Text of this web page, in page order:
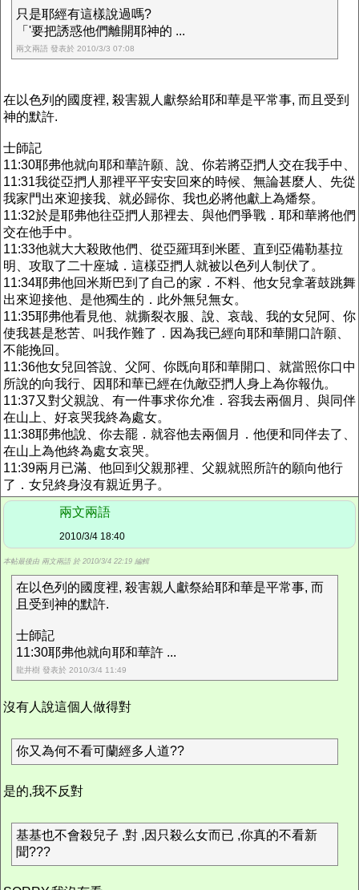
只是耶經有這樣說過嗎?
「'要把誘惑他們離開耶神的 ...
兩文兩語 發表於 2010/3/3 07:08
在以色列的國度裡, 殺害親人獻祭給耶和華是平常事, 而且受到
神的默許.
士師記
11:30耶弗他就向耶和華許願、說、你若將亞捫人交在我手中、
11:31我從亞捫人那裡平平安安回來的時候、無論甚麼人、先從
我家門出來迎接我、就必歸你、我也必將他獻上為燔祭。
11:32於是耶弗他往亞捫人那裡去、與他們爭戰．耶和華將他們
交在他手中。
11:33他就大大殺敗他們、從亞羅珥到米匿、直到亞備勒基拉
明、攻取了二十座城．這樣亞捫人就被以色列人制伏了。
11:34耶弗他回米斯巴到了自己的家．不料、他女兒拿著鼓跳舞
出來迎接他、是他獨生的．此外無兒無女。
11:35耶弗他看見他、就撕裂衣服、說、哀哉、我的女兒阿、你
使我甚是愁苦、叫我作難了．因為我已經向耶和華開口許願、
不能挽回。
11:36他女兒回答說、父阿、你既向耶和華開口、就當照你口中
所說的向我行、因耶和華已經在仇敵亞捫人身上為你報仇。
11:37又對父親說、有一件事求你允准．容我去兩個月、與同伴
在山上、好哀哭我終為處女。
11:38耶弗他說、你去罷．就容他去兩個月．他便和同伴去了、
在山上為他終為處女哀哭。
11:39兩月已滿、他回到父親那裡、父親就照所許的願向他行
了．女兒終身沒有親近男子。
兩文兩語
2010/3/4 18:40
本帖最後由 兩文兩語 於 2010/3/4 22:19 編輯
在以色列的國度裡, 殺害親人獻祭給耶和華是平常事, 而
且受到神的默許.
士師記
11:30耶弗他就向耶和華許 ...
龍井樹 發表於 2010/3/4 11:49
沒有人說這個人做得對
你又為何不看可蘭經多人道??
是的,我不反對
基基也不會殺兒子 ,對 ,因只殺么女而已 ,你真的不看新
聞???